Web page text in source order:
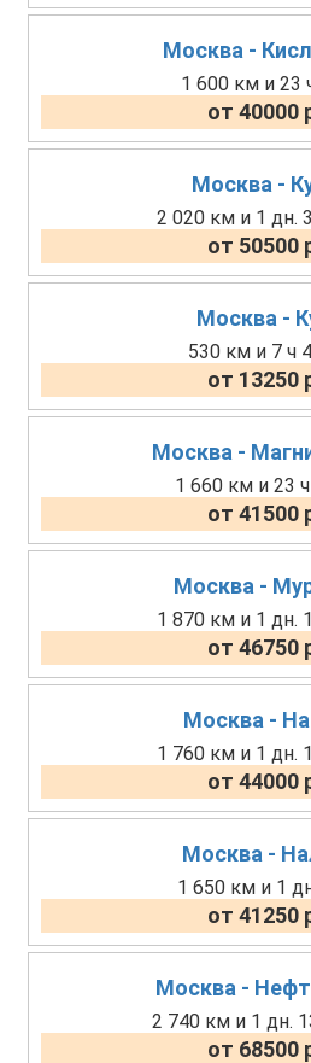
Москва -
1 600 км и 23
от 40000
Москва -
2 020 км и 1 дн.
от 50500
Москва -
530 км и 7 ч
от 13250
Москва -
1 660 км и 23
от 41500
Москва -
1 870 км и 1 дн.
от 46750
Москва -
1 760 км и 1 дн.
от 44000
Москва -
1 650 км и 1
от 41250
Москва -
2 740 км и 1 дн.
от 68500